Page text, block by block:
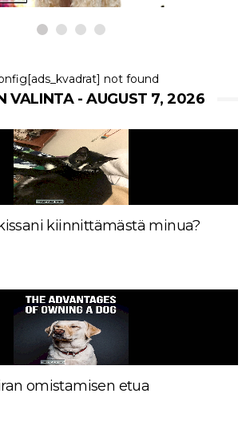
not found
VALINTA - AUGUST 7, 2026
kiinnittämästä minua?
omistamisen etua